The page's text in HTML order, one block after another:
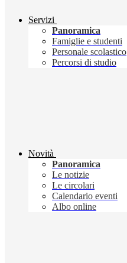
Servizi
Panoramica
Famiglie e studenti
Personale scolastico
Percorsi di studio
Novità
Panoramica
Le notizie
Le circolari
Calendario eventi
Albo online